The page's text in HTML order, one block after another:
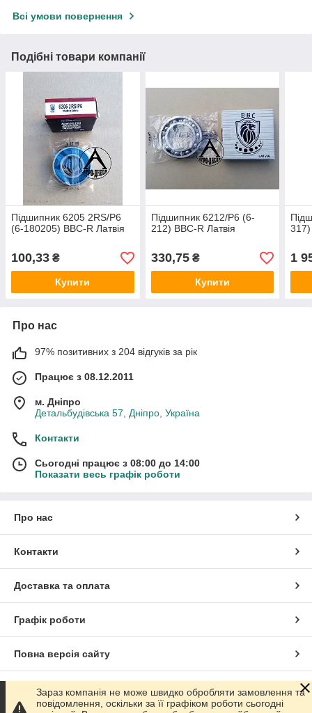
Всі умови повернення
Подібні товари компанії
Підшипник 6205 2RS/P6
(6-180205) BBC-R Латвія
100,33 ₴
Купити
Підшипник 6212/Р6 (6-
212) BBC-R Латвія
330,75₴
Купити
317)
1
Про нас
97% позитивних з 204 відгуків за рік
Працює з 08.12.2011
м. Дніпро
Детальбудівська 57, Дніпро, Україна
Контакти
Сьогодні працює з 08:00 до 14:00
Показати весь графік роботи
Про нас
Контакти
Доставка та оплата
Графік роботи
Повна версія сайту
Сайт створено на маркетплейсіProm.ua
Зараз компанія не може швидко обробляти замовлення та
повідомлення, оскільки за її графіком роботи сьогодні